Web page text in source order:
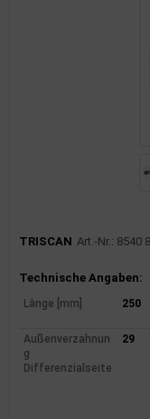
TRISCAN Art.-Nr.: 8540
Technische Angaben:
Länge [mm] 250
Außenverzahnun
g
Differenzialseite
29